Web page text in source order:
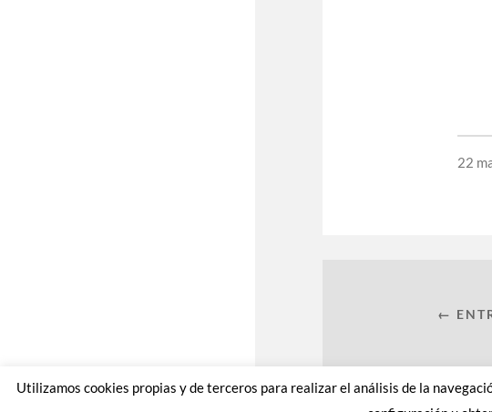
22
←
Utilizamos cookies propias y de terceros para realizar el análisis de la